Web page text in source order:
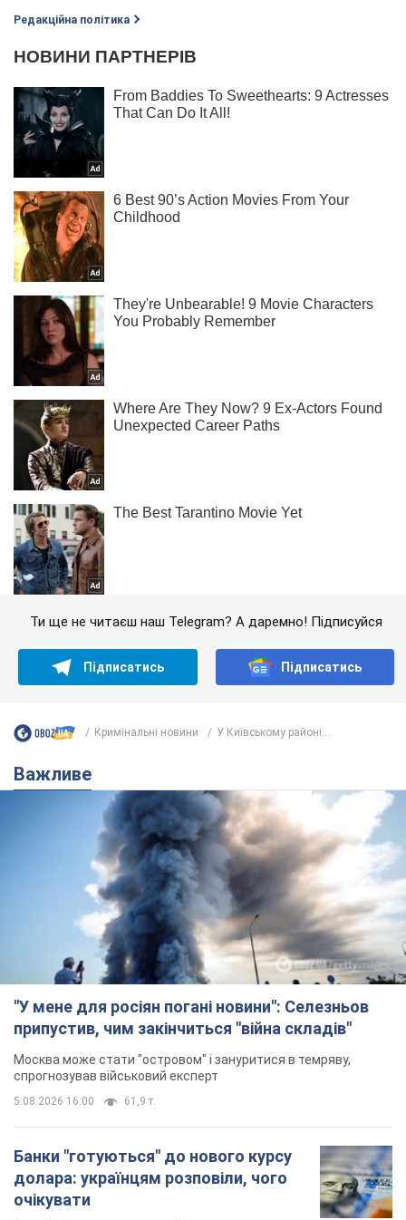
Редакційна політика
Ти ще не читаєш наш Telegram? А даремно! Підписуйся
Підписатись Підписатись
Кримінальні новини У Київському районі...
Важливе
"У мене для росіян погані новини": Селезньов
припустив, чим закінчиться "війна складів"
Москва може стати "островом" і зануритися в темряву,
спрогнозував військовий експерт
5.08.2026 16:00 61,9 т.
Банки "готуються" до нового курсу
долара: українцям розповіли, чого
очікувати